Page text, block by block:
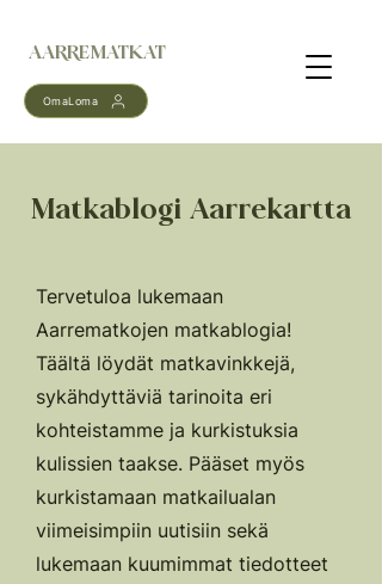
OmaLoma
AARREMATKAT
Matkablogi Aarrekartta
Tervetuloa lukemaan
Aarrematkojen matkablogia!
Täältä löydät matkavinkkejä,
sykähdyttäviä tarinoita eri
kohteistamme ja kurkistuksia
kulissien taakse. Pääset myös
kurkistamaan matkailualan
viimeisimpiin uutisiin sekä
lukemaan kuumimmat tiedotteet